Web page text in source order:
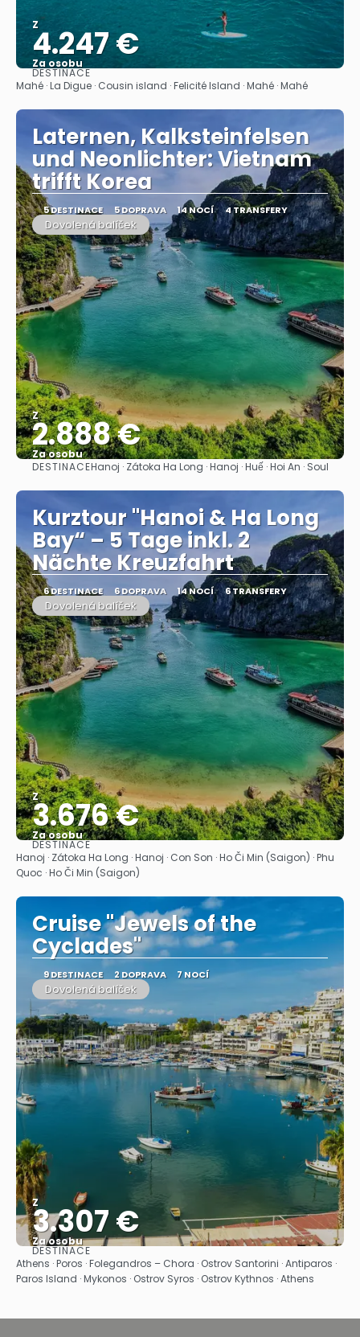
Z
4.247 €
Za osobu
Zobrazit
DESTINACE
Mahé · La Digue · Cousin island · Felicité Island · Mahé · Mahé
Laternen, Kalksteinfelsen
und Neonlichter: Vietnam
trifft Korea
5 DESTINACE 5 DOPRAVA 14 NOCÍ 4 TRANSFERY
Dovolená balíček
Z
2.888 €
Za osobu
Zobrazit
DESTINACEHanoj · Zátoka Ha Long · Hanoj · Huế · Hoi An · Soul
Kurztour "Hanoi & Ha Long
Bay“ – 5 Tage inkl. 2
Nächte Kreuzfahrt
6 DESTINACE 6 DOPRAVA 14 NOCÍ 6 TRANSFERY
Dovolená balíček
Z
3.676 €
Za osobu
Zobrazit
DESTINACE
Hanoj · Zátoka Ha Long · Hanoj · Con Son · Ho Či Min (Saigon) · Phu
Quoc · Ho Či Min (Saigon)
Cruise "Jewels of the
Cyclades"
9 DESTINACE 2 DOPRAVA 7 NOCÍ
Dovolená balíček
Z
3.307 €
Za osobu
Zobrazit
DESTINACE
Athens · Poros · Folegandros – Chora · Ostrov Santorini · Antiparos ·
Paros Island · Mykonos · Ostrov Syros · Ostrov Kythnos · Athens